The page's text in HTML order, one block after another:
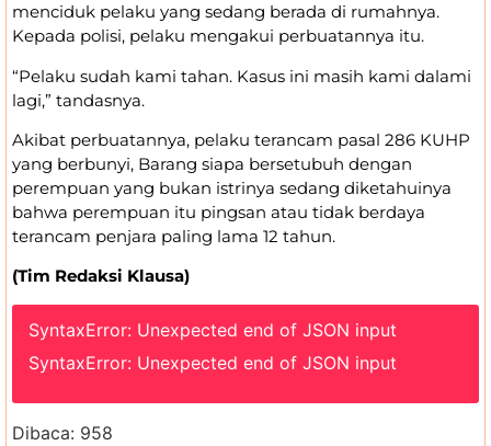
menciduk pelaku yang sedang berada di rumahnya.
Kepada polisi, pelaku mengakui perbuatannya itu.
“Pelaku sudah kami tahan. Kasus ini masih kami dalami
lagi,” tandasnya.
Akibat perbuatannya, pelaku terancam pasal 286 KUHP
yang berbunyi, Barang siapa bersetubuh dengan
perempuan yang bukan istrinya sedang diketahuinya
bahwa perempuan itu pingsan atau tidak berdaya
terancam penjara paling lama 12 tahun.
(Tim Redaksi Klausa)
SyntaxError: Unexpected end of JSON input
SyntaxError: Unexpected end of JSON input
Dibaca: 958